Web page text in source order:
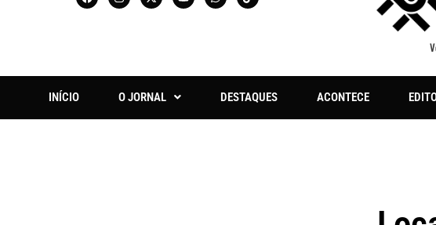
INÍCIO O JORNAL DESTAQUES ACONTECE